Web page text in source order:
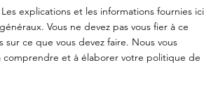
explications et les informations fournies ici
Vous ne devez pas vous fier à ce
ce que vous devez faire. Nous vous
comprendre et à élaborer votre politique de